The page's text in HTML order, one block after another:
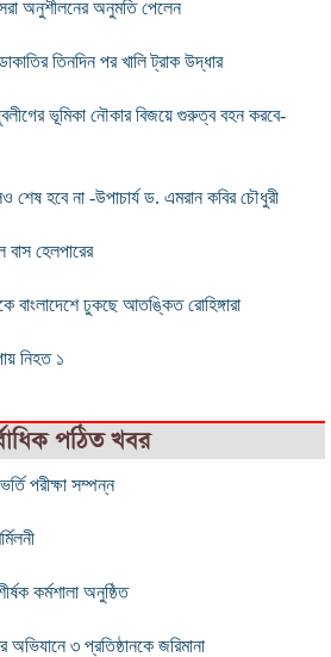
অনুশীলনের অনুমতি পেলেন
তিনদিন পর খালি ট্রাক উদ্ধার
ভূমিকা নৌকার বিজয়ে গুরুত্ব বহন করবে-
শেষ হবে না -উপাচার্য ড. এমরান কবির চৌধুরী
বাস হেলপারের
বাংলাদেশে ঢুকছে আতঙ্কিত রোহিঙ্গারা
নিহত ১
পঠিত খবর
পরীক্ষা সম্পন্ন
কর্মশালা অনুষ্ঠিত
৩ প্রতিষ্ঠানকে জরিমানা